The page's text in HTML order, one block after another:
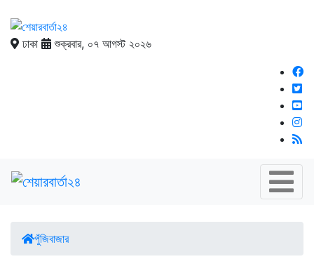
ঢাকা শুক্রবার, ০৭ আগস্ট ২০২৬
পুঁজিবাজার